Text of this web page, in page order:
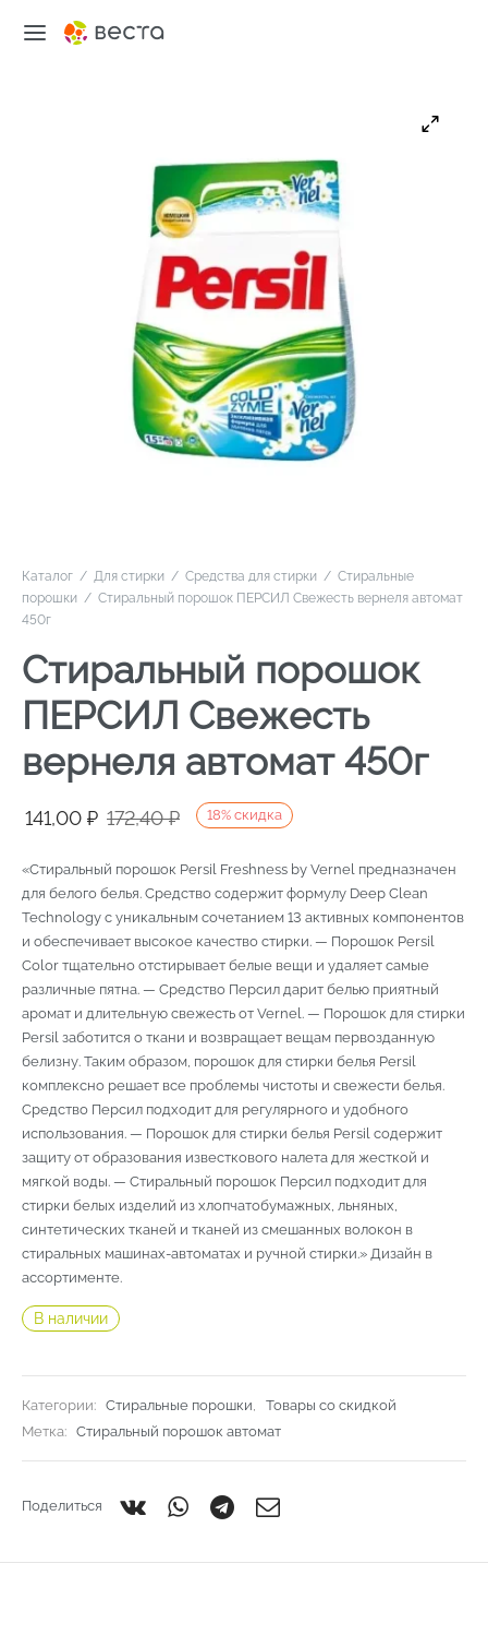
Каталог / Для стирки / Средства для стирки / Стиральные
порошки / Стиральный порошок ПЕРСИЛ Свежесть вернеля автомат
450г
Стиральный порошок
ПЕРСИЛ Свежесть
вернеля автомат 450г
18% скидка
172,40₽
Первоначальная
составляла
172,40 ₽.
141,00 ₽
Текущая
141,00 ₽.
«Стиральный порошок Persil Freshness by Vernel предназначен
для белого белья. Средство содержит формулу Deep Clean
Technology с уникальным сочетанием 13 активных компонентов
и обеспечивает высокое качество стирки. — Порошок Persil
Color тщательно отстирывает белые вещи и удаляет самые
различные пятна. — Средство Персил дарит белью приятный
аромат и длительную свежесть от Vernel. — Порошок для стирки
Persil заботится о ткани и возвращает вещам первозданную
белизну. Таким образом, порошок для стирки белья Persil
комплексно решает все проблемы чистоты и свежести белья.
Средство Персил подходит для регулярного и удобного
использования. — Порошок для стирки белья Persil содержит
защиту от образования известкового налета для жесткой и
мягкой воды. — Стиральный порошок Персил подходит для
стирки белых изделий из хлопчатобумажных, льняных,
синтетических тканей и тканей из смешанных волокон в
стиральных машинах-автоматах и ручной стирки.» Дизайн в
ассортименте.
В наличии
Категории: Стиральные порошки,
Товары со скидкой
Метка: Стиральный порошок автомат
Поделиться